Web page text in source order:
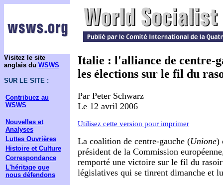
Visitez le site
anglais du WSWS
SUR LE SITE :
Contribuez au
WSWS
Nouvelles et
Analyses
Luttes Ouvrières
Histoire et Culture
Correspondance
L'héritage que
nous défendons
Italie : l'alliance de centre-
les élections sur le fil du
Par Peter Schwarz
Le 12 avril 2006
Utilisez cette version pour imprimer
La coalition de centre-gauche (Unione)
président de la Commission
remporté une victoire sur le fil du
législatives qui se tinrent dimanche et